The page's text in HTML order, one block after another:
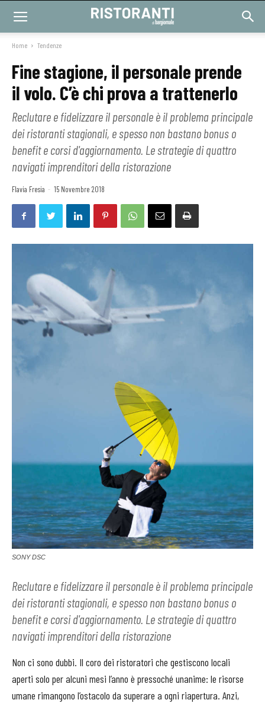
Home Tendenze
Fine stagione, il personale prende
il volo. C’è chi prova a trattenerlo
Reclutare e fidelizzare il personale è il problema principale
dei ristoranti stagionali, e spesso non bastano bonus o
benefit e corsi d'aggiornamento. Le strategie di quattro
navigati imprenditori della ristorazione
Flavia Fresia - 15 Novembre 2018
SONY DSC
Reclutare e fidelizzare il personale è il problema principale
dei ristoranti stagionali, e spesso non bastano bonus o
benefit e corsi d'aggiornamento. Le strategie di quattro
navigati imprenditori della ristorazione
Non ci sono dubbi. Il coro dei ristoratori che gestiscono locali
aperti solo per alcuni mesi l’anno è pressoché unanime: le risorse
umane rimangono l’ostacolo da superare a ogni riapertura. Anzi,